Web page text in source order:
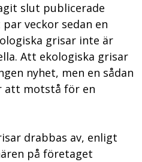
slut publicerade
veckor sedan en
grisar inte är
Att ekologiska grisar
nyhet, men en sådan
att motstå för en
drabbas av, enligt
på företaget